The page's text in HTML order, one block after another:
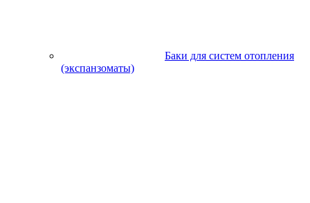
Баки для систем отопления
(экспанзоматы)